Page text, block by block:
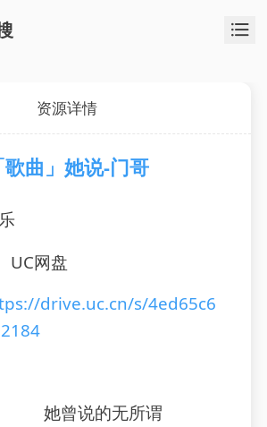
资源详情
歌曲」她说-门哥
UC网盘
drive.uc.cn/s/4ed65c6
她曾说的无所谓